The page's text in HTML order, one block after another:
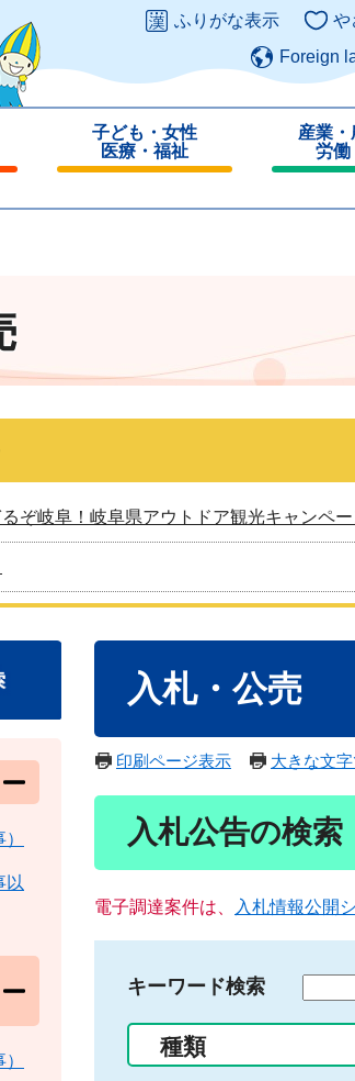
ふりがな表示 や
Foreign
子ども・女性
医療・福祉
じ
産業
労働
じ
ぞ岐阜！岐阜県アウトドア観光キャンペ
入札・公売
印刷ページ表示 大きな文
入札公告の検索
電子調達案件は、 入札情報公開
キーワード検索
る
種類
以